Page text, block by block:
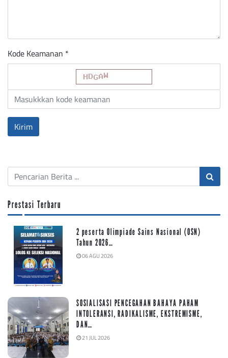
Kode Keamanan *
Prestasi Terbaru
2 peserta Olimpiade Sains Nasional (OSN)
Tahun 2026…
06 AGU 2026
SOSIALISASI PENCEGAHAN BAHAYA PAHAM
INTOLERANSI, RADIKALISME, EKSTREMISME,
DAN…
21 JUL 2026